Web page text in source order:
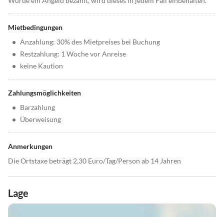
Mietbedingungen
• Anzahlung: 30% des Mietpreises bei Buchung
• Restzahlung: 1 Woche vor Anreise
• keine Kaution
Zahlungsmöglichkeiten
• Barzahlung
• Überweisung
Anmerkungen
Die Ortstaxe beträgt 2,30 Euro/Tag/Person ab 14 Jahren
Lage